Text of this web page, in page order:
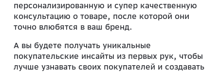
персонализированную и супер качественную
консультацию о товаре, после которой они
точно влюбятся в ваш бренд.
А вы будете получать уникальные
покупательские инсайты из первых рук, чтобы
лучше узнавать своих покупателей и создавать